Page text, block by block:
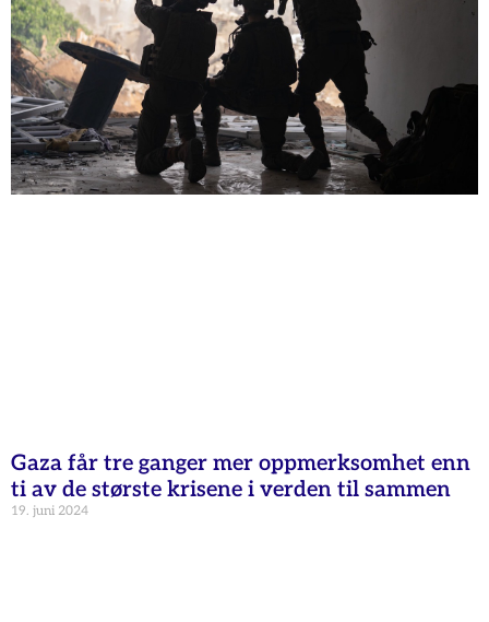
Gaza får tre ganger mer oppmerksomhet enn
ti av de største krisene i verden til sammen
19. juni 2024